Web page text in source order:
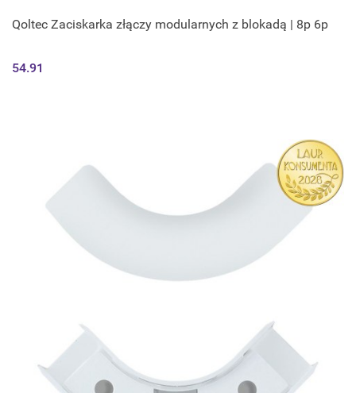
Qoltec Zaciskarka złączy modularnych z blokadą | 8p 6p
54.91